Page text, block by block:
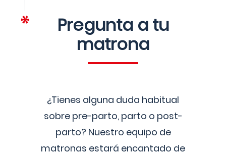
Pregunta a tu
matrona
¿Tienes alguna duda habitual
sobre pre-parto, parto o post-
parto? Nuestro equipo de
matronas estará encantado de